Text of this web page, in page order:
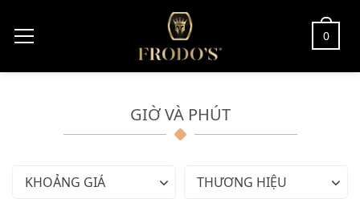
0
GIỜ VÀ PHÚT
KHOẢNG GIÁ THƯƠNG HIỆU